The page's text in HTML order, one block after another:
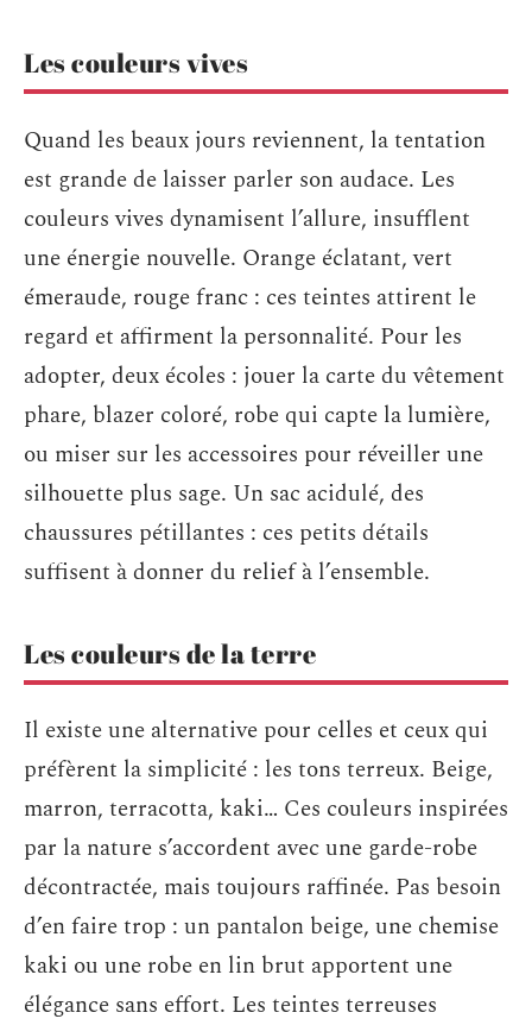
Les couleurs vives
Quand les beaux jours reviennent, la tentation
est grande de laisser parler son audace. Les
couleurs vives dynamisent l’allure, insufflent
une énergie nouvelle. Orange éclatant, vert
émeraude, rouge franc : ces teintes attirent le
regard et affirment la personnalité. Pour les
adopter, deux écoles : jouer la carte du vêtement
phare, blazer coloré, robe qui capte la lumière,
ou miser sur les accessoires pour réveiller une
silhouette plus sage. Un sac acidulé, des
chaussures pétillantes : ces petits détails
suffisent à donner du relief à l’ensemble.
Les couleurs de la terre
Il existe une alternative pour celles et ceux qui
préfèrent la simplicité : les tons terreux. Beige,
marron, terracotta, kaki… Ces couleurs inspirées
par la nature s’accordent avec une garde-robe
décontractée, mais toujours raffinée. Pas besoin
d’en faire trop : un pantalon beige, une chemise
kaki ou une robe en lin brut apportent une
élégance sans effort. Les teintes terreuses